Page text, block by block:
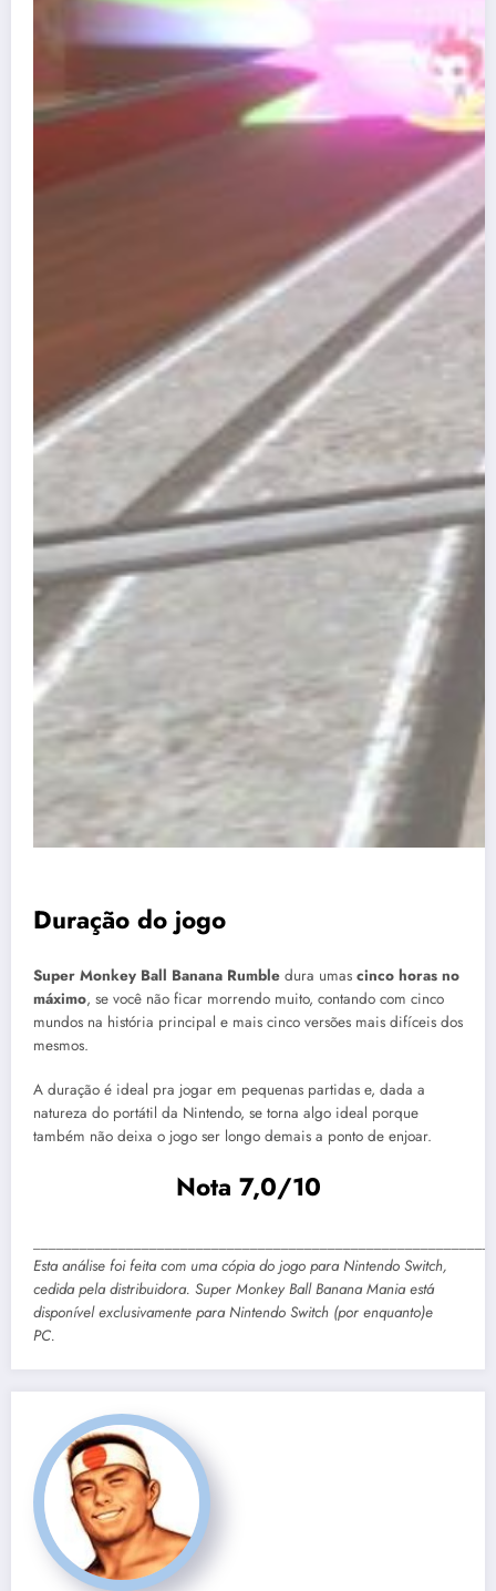
Duração do jogo
Super Monkey Ball Banana Rumble dura umas cinco horas no
máximo, se você não ficar morrendo muito, contando com cinco
mundos na história principal e mais cinco versões mais difíceis dos
mesmos.
A duração é ideal pra jogar em pequenas partidas e, dada a
natureza do portátil da Nintendo, se torna algo ideal porque
também não deixa o jogo ser longo demais a ponto de enjoar.
Nota 7,0/10
Esta análise foi feita com uma cópia do jogo para Nintendo Switch,
cedida pela distribuidora. Super Monkey Ball Banana Mania está
disponível exclusivamente para Nintendo Switch (por enquanto)e
PC.